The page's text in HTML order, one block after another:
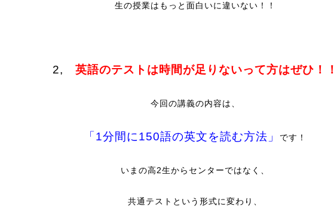
生の授業はもっと面白いに違いない！！
2, 英語のテストは時間が足りないって方はぜひ！！
今回の講義の内容は、
「1分間に150語の英文を読む方法」 です！
いまの高2生からセンターではなく、
共通テストという形式に変わり、